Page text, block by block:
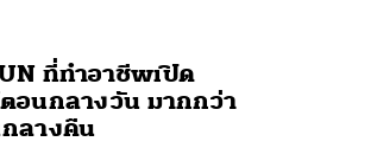
ที่ทำอาชีพเปิด
อนกลางวัน มากกว่า
ลางคืน